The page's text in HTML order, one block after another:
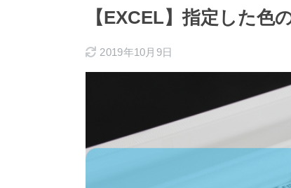
【EXCEL】指定した色
2019年10月9日